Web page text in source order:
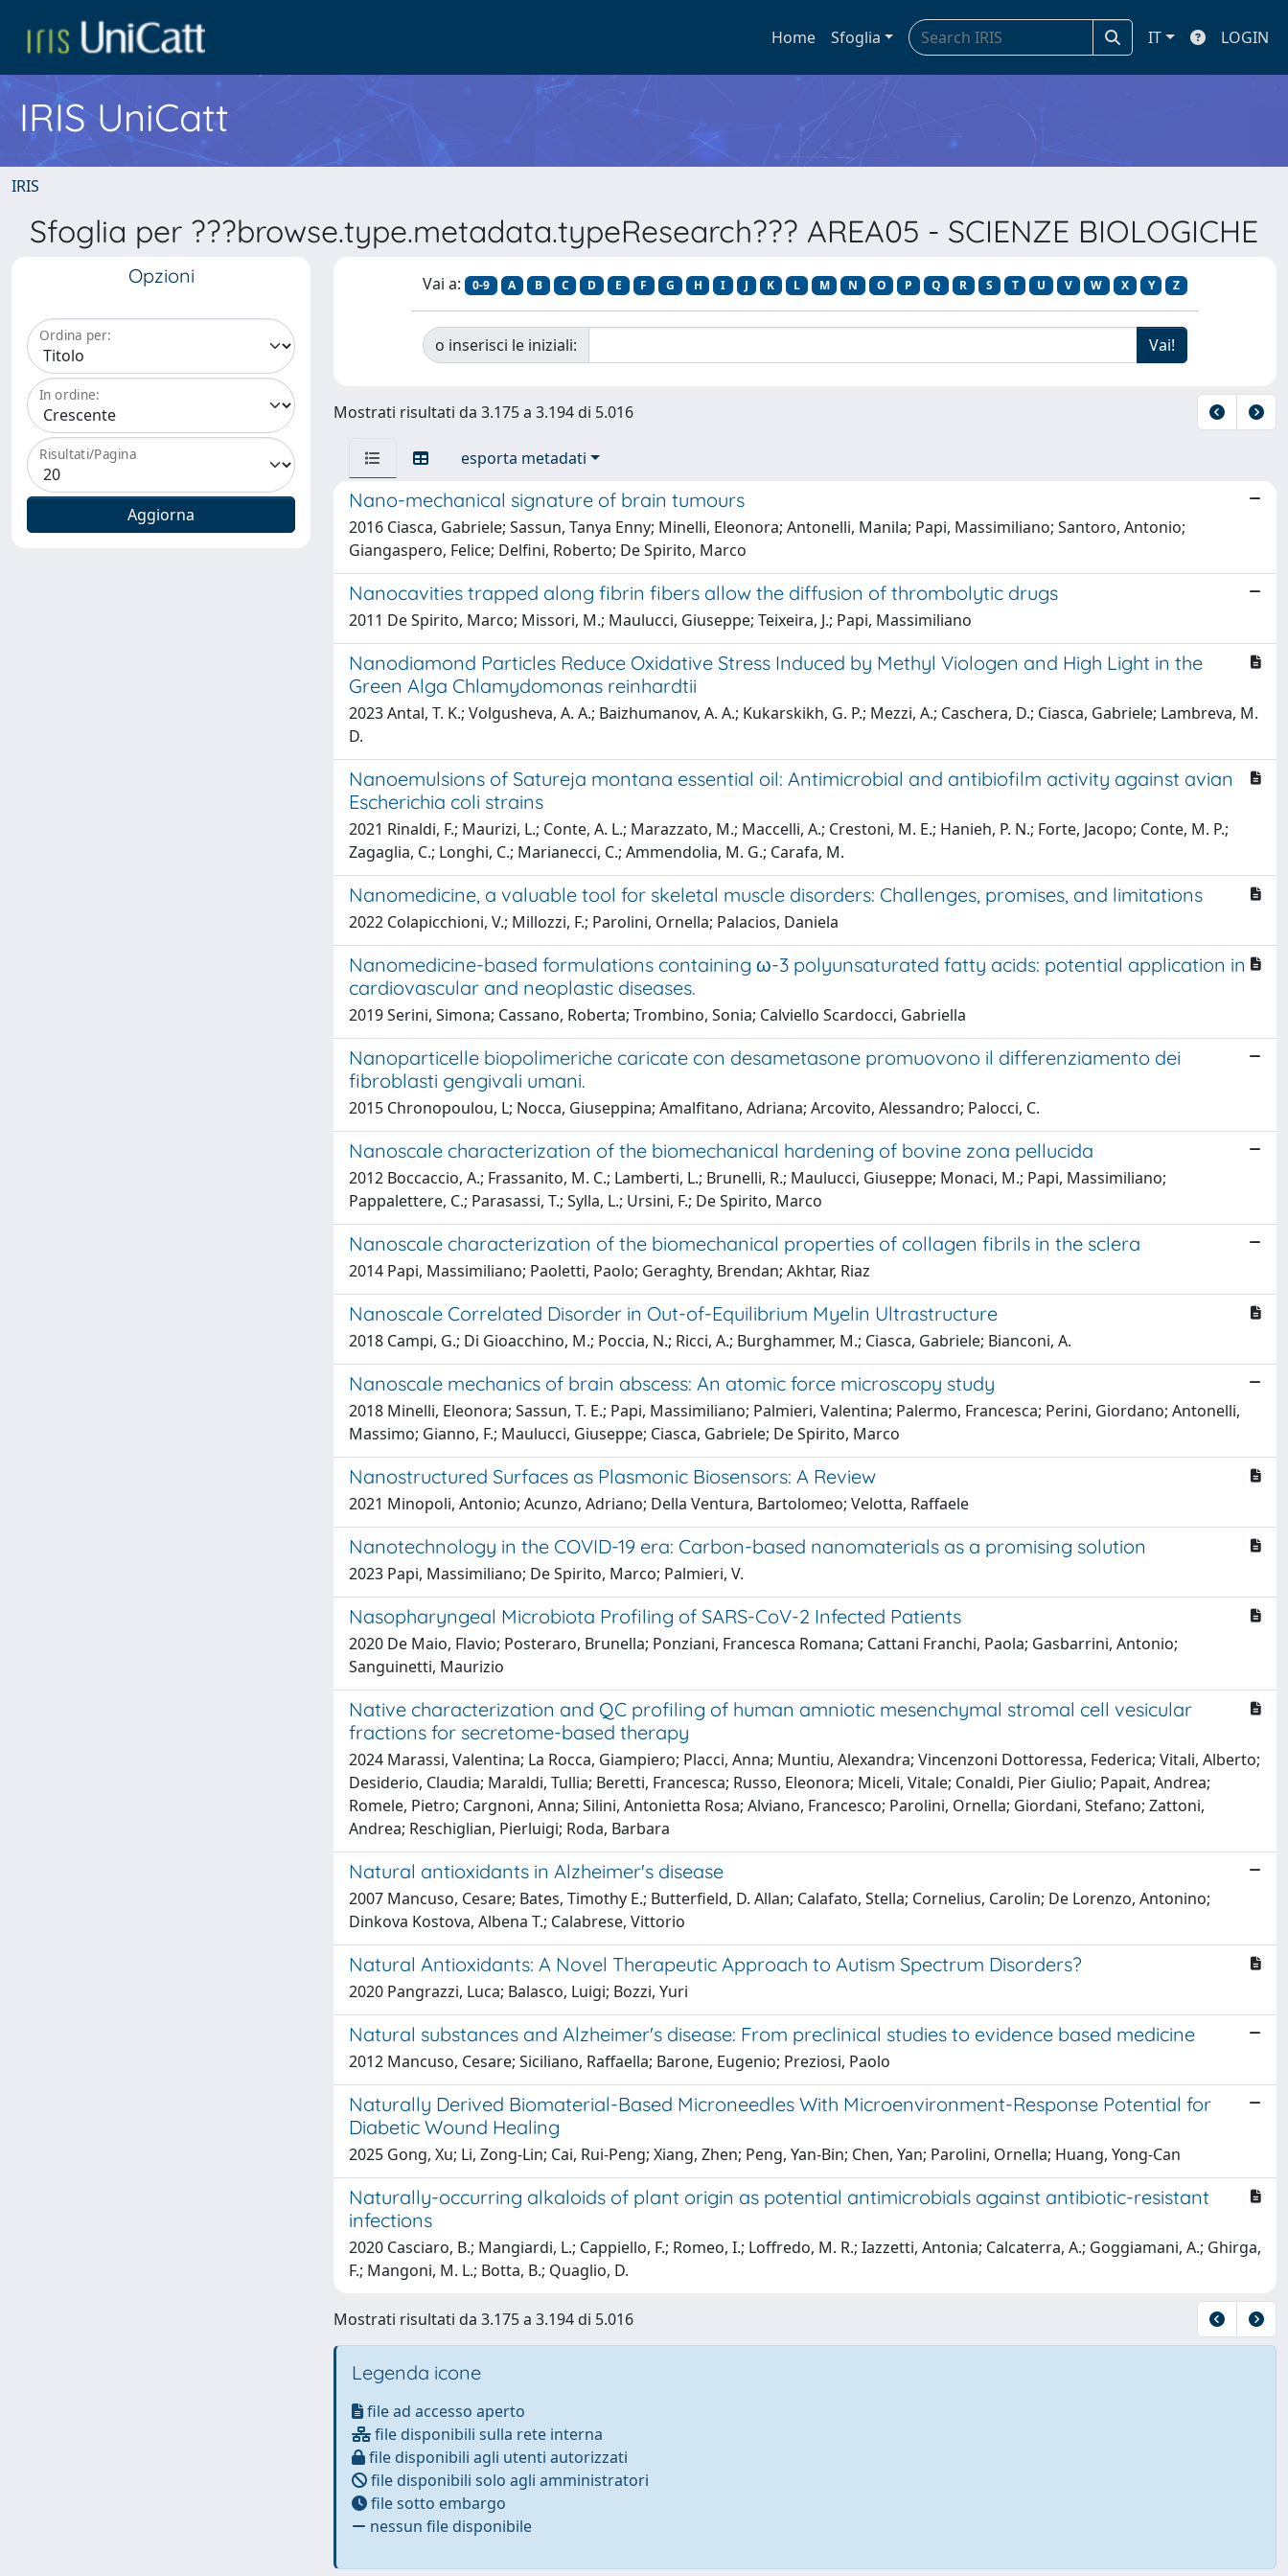
Home Sfoglia IT LOGIN
IRIS UniCatt
IRIS
Sfoglia per ???browse.type.metadata.typeResearch??? AREA05 - SCIENZE BIOLOGICHE
Opzioni
Ordina per:
In ordine:
Risultati/Pagina
Vai a: 0-9 A B C D E F G H I J K L M N O P Q R S T U V W X Y Z
o inserisci le iniziali:
Mostrati risultati da 3.175 a 3.194 di 5.016
esporta metadati
Nano-mechanical signature of brain tumours
2016 Ciasca, Gabriele; Sassun, Tanya Enny; Minelli, Eleonora; Antonelli, Manila; Papi, Massimiliano; Santoro, Antonio;
Giangaspero, Felice; Delfini, Roberto; De Spirito, Marco
Nanocavities trapped along fibrin fibers allow the diffusion of thrombolytic drugs
2011 De Spirito, Marco; Missori, M.; Maulucci, Giuseppe; Teixeira, J.; Papi, Massimiliano
Nanodiamond Particles Reduce Oxidative Stress Induced by Methyl Viologen and High Light in the
Green Alga Chlamydomonas reinhardtii
2023 Antal, T. K.; Volgusheva, A. A.; Baizhumanov, A. A.; Kukarskikh, G. P.; Mezzi, A.; Caschera, D.; Ciasca, Gabriele; Lambreva, M.
D.
Nanoemulsions of Satureja montana essential oil: Antimicrobial and antibiofilm activity against avian
Escherichia coli strains
2021 Rinaldi, F.; Maurizi, L.; Conte, A. L.; Marazzato, M.; Maccelli, A.; Crestoni, M. E.; Hanieh, P. N.; Forte, Jacopo; Conte, M. P.;
Zagaglia, C.; Longhi, C.; Marianecci, C.; Ammendolia, M. G.; Carafa, M.
Nanomedicine, a valuable tool for skeletal muscle disorders: Challenges, promises, and limitations
2022 Colapicchioni, V.; Millozzi, F.; Parolini, Ornella; Palacios, Daniela
Nanomedicine-based formulations containing ω-3 polyunsaturated fatty acids: potential application in
cardiovascular and neoplastic diseases.
2019 Serini, Simona; Cassano, Roberta; Trombino, Sonia; Calviello Scardocci, Gabriella
Nanoparticelle biopolimeriche caricate con desametasone promuovono il differenziamento dei
fibroblasti gengivali umani.
2015 Chronopoulou, L; Nocca, Giuseppina; Amalfitano, Adriana; Arcovito, Alessandro; Palocci, C.
Nanoscale characterization of the biomechanical hardening of bovine zona pellucida
2012 Boccaccio, A.; Frassanito, M. C.; Lamberti, L.; Brunelli, R.; Maulucci, Giuseppe; Monaci, M.; Papi, Massimiliano;
Pappalettere, C.; Parasassi, T.; Sylla, L.; Ursini, F.; De Spirito, Marco
Nanoscale characterization of the biomechanical properties of collagen fibrils in the sclera
2014 Papi, Massimiliano; Paoletti, Paolo; Geraghty, Brendan; Akhtar, Riaz
Nanoscale Correlated Disorder in Out-of-Equilibrium Myelin Ultrastructure
2018 Campi, G.; Di Gioacchino, M.; Poccia, N.; Ricci, A.; Burghammer, M.; Ciasca, Gabriele; Bianconi, A.
Nanoscale mechanics of brain abscess: An atomic force microscopy study
2018 Minelli, Eleonora; Sassun, T. E.; Papi, Massimiliano; Palmieri, Valentina; Palermo, Francesca; Perini, Giordano; Antonelli,
Massimo; Gianno, F.; Maulucci, Giuseppe; Ciasca, Gabriele; De Spirito, Marco
Nanostructured Surfaces as Plasmonic Biosensors: A Review
2021 Minopoli, Antonio; Acunzo, Adriano; Della Ventura, Bartolomeo; Velotta, Raffaele
Nanotechnology in the COVID-19 era: Carbon-based nanomaterials as a promising solution
2023 Papi, Massimiliano; De Spirito, Marco; Palmieri, V.
Nasopharyngeal Microbiota Profiling of SARS-CoV-2 Infected Patients
2020 De Maio, Flavio; Posteraro, Brunella; Ponziani, Francesca Romana; Cattani Franchi, Paola; Gasbarrini, Antonio;
Sanguinetti, Maurizio
Native characterization and QC profiling of human amniotic mesenchymal stromal cell vesicular
fractions for secretome-based therapy
2024 Marassi, Valentina; La Rocca, Giampiero; Placci, Anna; Muntiu, Alexandra; Vincenzoni Dottoressa, Federica; Vitali, Alberto;
Desiderio, Claudia; Maraldi, Tullia; Beretti, Francesca; Russo, Eleonora; Miceli, Vitale; Conaldi, Pier Giulio; Papait, Andrea;
Romele, Pietro; Cargnoni, Anna; Silini, Antonietta Rosa; Alviano, Francesco; Parolini, Ornella; Giordani, Stefano; Zattoni,
Andrea; Reschiglian, Pierluigi; Roda, Barbara
Natural antioxidants in Alzheimer's disease
2007 Mancuso, Cesare; Bates, Timothy E.; Butterfield, D. Allan; Calafato, Stella; Cornelius, Carolin; De Lorenzo, Antonino;
Dinkova Kostova, Albena T.; Calabrese, Vittorio
Natural Antioxidants: A Novel Therapeutic Approach to Autism Spectrum Disorders?
2020 Pangrazzi, Luca; Balasco, Luigi; Bozzi, Yuri
Natural substances and Alzheimer's disease: From preclinical studies to evidence based medicine
2012 Mancuso, Cesare; Siciliano, Raffaella; Barone, Eugenio; Preziosi, Paolo
Naturally Derived Biomaterial-Based Microneedles With Microenvironment-Response Potential for
Diabetic Wound Healing
2025 Gong, Xu; Li, Zong-Lin; Cai, Rui-Peng; Xiang, Zhen; Peng, Yan-Bin; Chen, Yan; Parolini, Ornella; Huang, Yong-Can
Naturally-occurring alkaloids of plant origin as potential antimicrobials against antibiotic-resistant
infections
2020 Casciaro, B.; Mangiardi, L.; Cappiello, F.; Romeo, I.; Loffredo, M. R.; Iazzetti, Antonia; Calcaterra, A.; Goggiamani, A.; Ghirga,
F.; Mangoni, M. L.; Botta, B.; Quaglio, D.
Mostrati risultati da 3.175 a 3.194 di 5.016
Legenda icone
file ad accesso aperto
file disponibili sulla rete interna
file disponibili agli utenti autorizzati
file disponibili solo agli amministratori
file sotto embargo
nessun file disponibile